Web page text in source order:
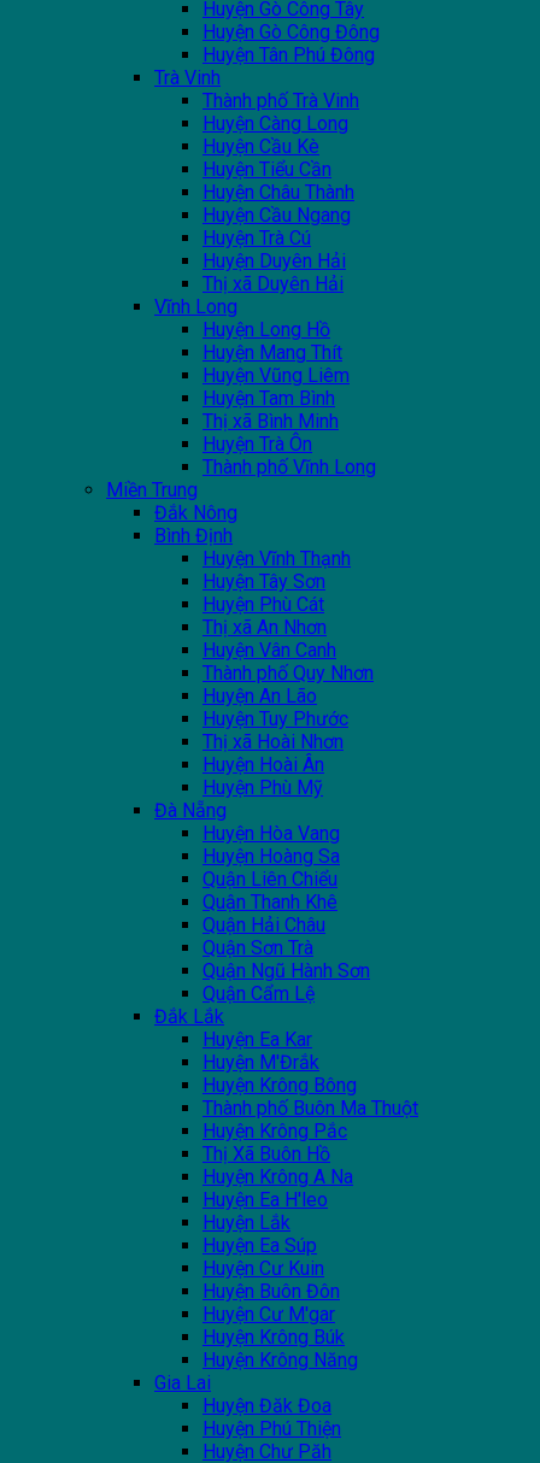
Huyện Gò Công Tây
Huyện Gò Công Đông
Huyện Tân Phú Đông
Trà Vinh
Thành phố Trà Vinh
Huyện Càng Long
Huyện Cầu Kè
Huyện Tiểu Cần
Huyện Châu Thành
Huyện Cầu Ngang
Huyện Trà Cú
Huyện Duyên Hải
Thị xã Duyên Hải
Vĩnh Long
Huyện Long Hồ
Huyện Mang Thít
Huyện Vũng Liêm
Huyện Tam Bình
Thị xã Bình Minh
Huyện Trà Ôn
Thành phố Vĩnh Long
Miền Trung
Đắk Nông
Bình Định
Huyện Vĩnh Thạnh
Huyện Tây Sơn
Huyện Phù Cát
Thị xã An Nhơn
Huyện Vân Canh
Thành phố Quy Nhơn
Huyện An Lão
Huyện Tuy Phước
Thị xã Hoài Nhơn
Huyện Hoài Ân
Huyện Phù Mỹ
Đà Nẵng
Huyện Hòa Vang
Huyện Hoàng Sa
Quận Liên Chiểu
Quận Thanh Khê
Quận Hải Châu
Quận Sơn Trà
Quận Ngũ Hành Sơn
Quận Cẩm Lệ
Đắk Lắk
Huyện Ea Kar
Huyện M'Đrắk
Huyện Krông Bông
Thành phố Buôn Ma Thuột
Huyện Krông Pắc
Thị Xã Buôn Hồ
Huyện Krông A Na
Huyện Ea H'leo
Huyện Lắk
Huyện Ea Súp
Huyện Cư Kuin
Huyện Buôn Đôn
Huyện Cư M'gar
Huyện Krông Búk
Huyện Krông Năng
Gia Lai
Huyện Đăk Đoa
Huyện Phú Thiện
Huyện Chư Păh